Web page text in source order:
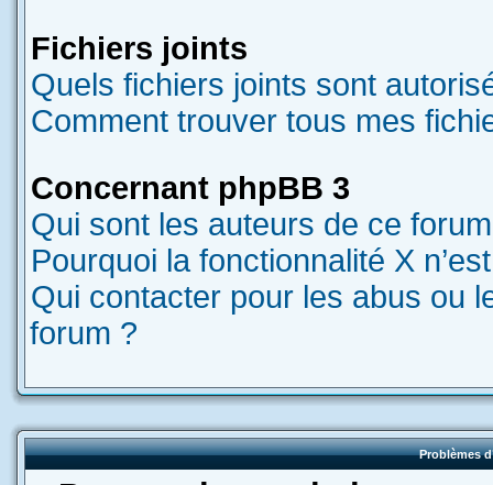
Fichiers joints
Quels fichiers joints sont
Comment trouver tous mes
Concernant phpBB 3
Qui sont les auteurs de ce
Pourquoi la fonctionnalité X
Qui contacter pour les abus ou
forum ?
Problèmes